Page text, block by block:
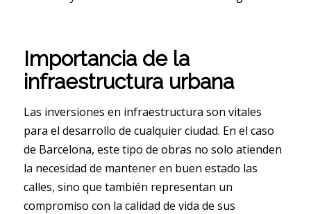
Importancia de la
infraestructura urbana
Las inversiones en infraestructura son vitales
para el desarrollo de cualquier ciudad. En el caso
de Barcelona, este tipo de obras no solo atienden
la necesidad de mantener en buen estado las
calles, sino que también representan un
compromiso con la calidad de vida de sus